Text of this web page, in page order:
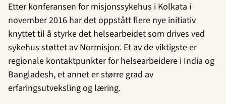
Etter konferansen for misjonssykehus i Kolkata i
november 2016 har det oppstått flere nye initiativ
knyttet til å styrke det helsearbeidet som drives ved
sykehus støttet av Normisjon. Et av de viktigste er
regionale kontaktpunkter for helsearbeidere i India og
Bangladesh, et annet er større grad av
erfaringsutveksling og læring.